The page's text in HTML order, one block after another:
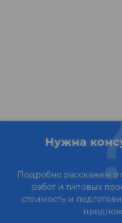
Нужна
Подробно расскажем о
работ и типовых
стоимость и